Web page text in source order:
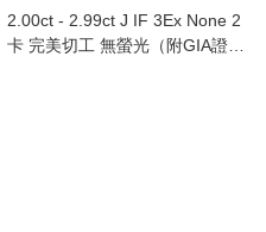
2.00ct - 2.99ct J IF 3Ex None 2
卡 完美切工 無螢光（附GIA證